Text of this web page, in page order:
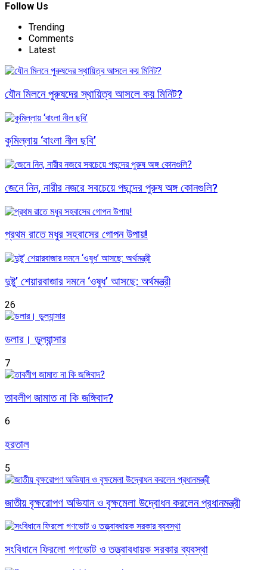
Follow Us
Trending
Comments
Latest
যৌন মিলনে পুরুষদের স্থায়িত্ব আসলে কয় মিনিট?
কুমিল্লায় ‘বাংলা নীল ছবি’
জেনে নিন, নারীর নজরে সবচেয়ে পছন্দের পুরুষ অঙ্গ কোনগুলি?
প্রথম রাতে মধুর সহবাসের গোপন উপায়!
দুষ্টু’ শেয়ারবাজার দমনে ‘ওষুধ’ আসছে: অর্থমন্ত্রী
26
ডলার। ডুল্যান্সার
7
তাবলীগ জামাত না কি জঙ্গিবাদ?
6
হরতাল
5
জাতীয় বৃক্ষরোপণ অভিযান ও বৃক্ষমেলা উদ্বোধন করলেন প্রধানমন্ত্রী
সংবিধানে ফিরলো গণভোট ও তত্ত্বাবধায়ক সরকার ব্যবস্থা